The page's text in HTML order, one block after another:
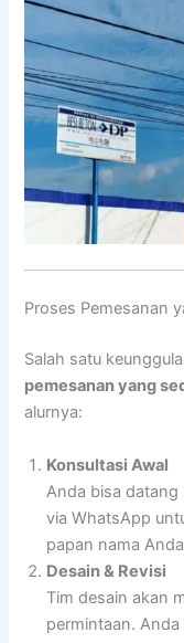
Proses Pemesanan
Salah satu
pemesanan yang
alurnya:
Konsultasi Awal
Anda bisa
via WhatsApp
papan nama
Desain & Revisi
Tim desain akan
permintaan.